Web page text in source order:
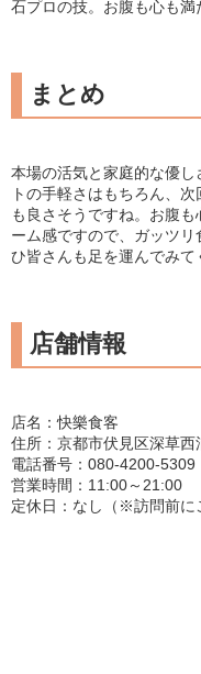
石プロの技。お腹も心も満
まとめ
本場の活気と家庭的な優
トの手軽さはもちろん、
も良さそうですね。お腹
ーム感ですので、ガッツ
ひ皆さんも足を運んでみて
店舗情報
店名：快樂食客
住所：京都市伏見区深草西
電話番号：080-4200-5309
営業時間：11:00～21:00
定休日：なし（※訪問前に